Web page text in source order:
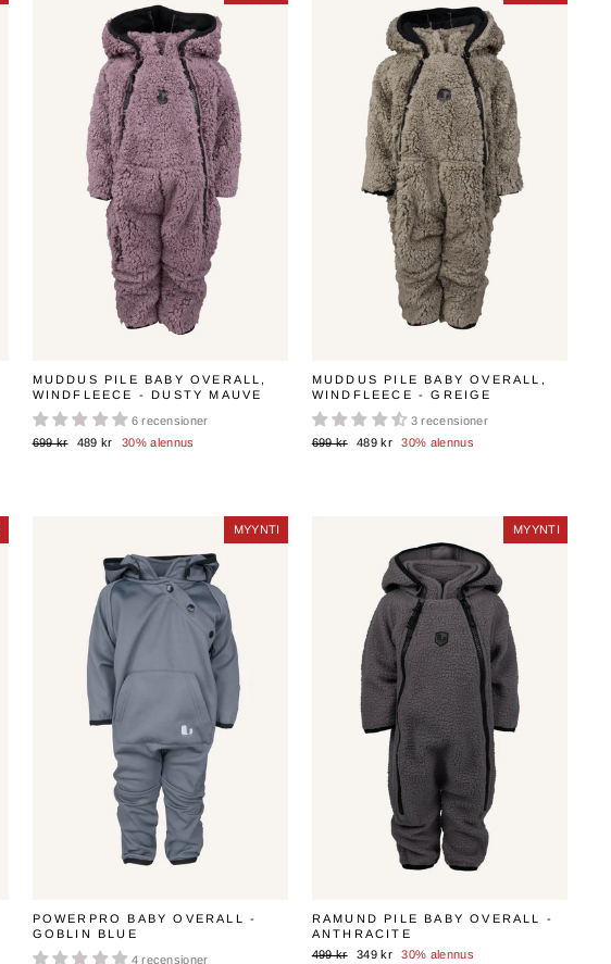
MUDDUS PILE BABY OVERALL,
WINDFLEECE - DUSTY MAUVE
6 recensioner
Normaali
699 kr Myyntihinta
489 kr 30% alennus
MUDDUS PILE BABY OVERALL,
WINDFLEECE - GREIGE
3 recensioner
Normaali
699 kr Myyntihinta
489 kr 30% alennus
MYYNTI
MYYNTI
POWERPRO BABY OVERALL -
GOBLIN BLUE
4 recensioner
MYYNTI
MYYNTI
RAMUND PILE BABY OVERALL -
ANTHRACITE
Normaali
499 kr Myyntihinta
349 kr 30% alennus